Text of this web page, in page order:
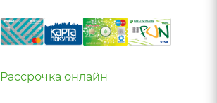
Рассрочка онлайн